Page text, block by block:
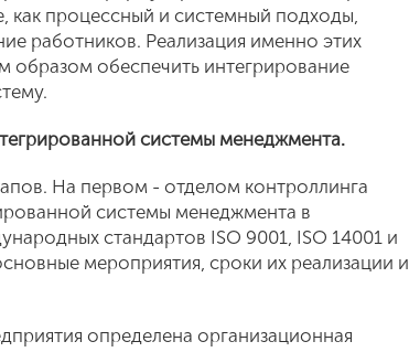
как процессный и системный подходы,
работников. Реализация именно этих
обеспечить интегрирование
системы менеджмента.
На первом - отделом контроллинга
системы менеджмента в
стандартов ISO 9001, ISO 14001 и
мероприятия, сроки их реализации и
определена организационная